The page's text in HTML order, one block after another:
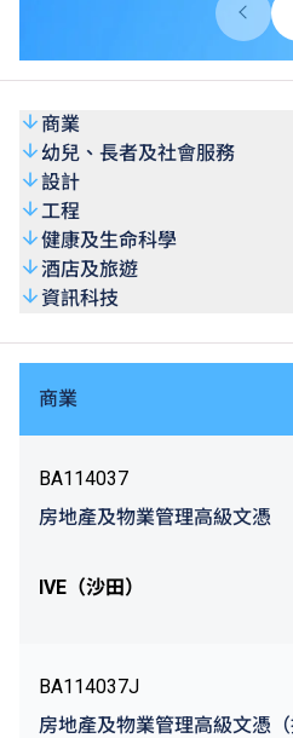
商業
幼兒、長者及社會服務
設計
工程
健康及生命科學
酒店及旅遊
資訊科技
商業
BA114037
房地產及物業管理高級文憑
IVE（沙田）
BA114037J
房地產及物業管理高級文憑